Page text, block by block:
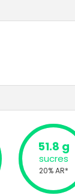
51.8 g
sucres
20% AR*